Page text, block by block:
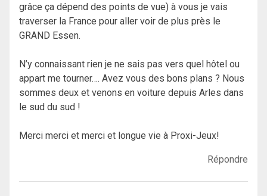
grâce ça dépend des points de vue) à vous je vais
traverser la France pour aller voir de plus près le
GRAND Essen.
N’y connaissant rien je ne sais pas vers quel hôtel ou
appart me tourner…. Avez vous des bons plans ? Nous
sommes deux et venons en voiture depuis Arles dans
le sud du sud !
Merci merci et merci et longue vie à Proxi-Jeux!
Répondre